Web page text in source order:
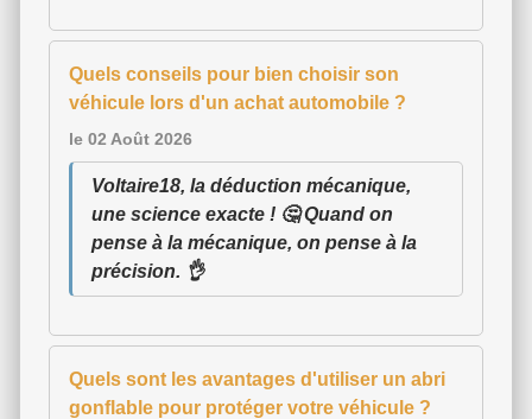
Quels conseils pour bien choisir son
véhicule lors d'un achat automobile ?
le 02 Août 2026
Voltaire18, la déduction mécanique,
une science exacte ! 🤔 Quand on
pense à la mécanique, on pense à la
précision. 👌
Quels sont les avantages d'utiliser un abri
gonflable pour protéger votre véhicule ?